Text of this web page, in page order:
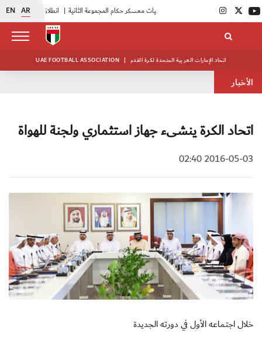
EN AR انطلاق منافسات بطولة النخبة لحرس الرئاسة |
UAE FOOTBALL ASSOCIATION | اتحاد الإمارات العربية المتحدة لكرة القدم
الأخبار
اتحاد الكرة ينشىء جهاز استثماري ولجنة للهواة
2016-05-03 02:40
خلال اجتماعه الأول في دورته الجديدة